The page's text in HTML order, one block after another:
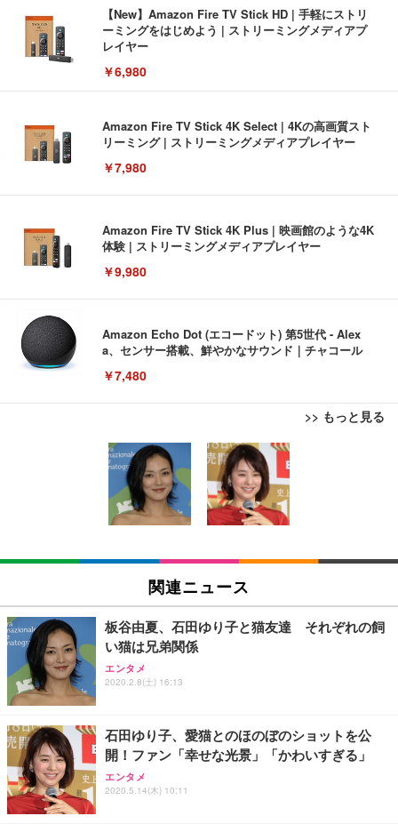
【New】Amazon Fire TV Stick HD | 手軽にストリ
ーミングをはじめよう | ストリーミングメディアプ
レイヤー
￥6,980
Amazon Fire TV Stick 4K Select | 4Kの高画質スト
リーミング | ストリーミングメディアプレイヤー
￥7,980
Amazon Fire TV Stick 4K Plus | 映画館のような4K
体験 | ストリーミングメディアプレイヤー
￥9,980
Amazon Echo Dot (エコードット) 第5世代 - Alex
a、センサー搭載、鮮やかなサウンド｜チャコール
￥7,480
>> もっと見る
[EdoErgo] オフィスチェア 椅子 テレワーク 疲れな
い 跳ね上げ式アームレスト コンパクト 約105度ロッ
キング pc 事務椅子 360度回転 座面昇降 強化ナイロ
ン樹脂ベース 通気性メッシュ 在宅ワーク H-WY01
(黒網+黒枠+黒足)
￥5,699
SIHOO B100 オフィスチェア／デスクチェア メッシ
ュチェア 人間工学 疲れない ブラック
￥27,999
Sezlife オフィスチェア デスクチェア 疲れない テレ
ワーク チェア 強化バックレスト 30度ロッキング機
能 人間工学 椅子 腰サポート 90度跳ね上げ式アーム
務用 おしゃれ パソコンチェア (ブラック)
Sezlife オフィスチェア デスクチェア 疲れない テレ
ワーク チェア 強化バックレスト 30度ロッキング機
能 人間工学 椅子 腰サポート 90度跳ね上げ式アーム
EIZO ビジネス向けプレミアムモニター | FlexScan
EV3240X-WT | 31.5型4K UHD・USB Type-C・ホワ
イト
￥105,595
EIZO ビジネス向けプレミアムモニター | FlexScan
￥109,572
【純正品】27"ゲーミングモニター DualSense 充電
フック付き（CFI-ZDM1J）
【整備済み品】Dell E2724HS 27インチ 液晶モニタ
ー フルHD（1920×1080）VA 非光沢 HDMI/DisplayP
ort/VGA スピーカー内蔵 高さ調整 スイベル VESA対
Amazonベーシック ペットシーツ 薄型 レギュラー 1
回使い捨て 無香料 ホワイト 300枚
￥3,373
Amazonベーシック ペットシーツ 厚型 ワイド 42枚
x2袋(84枚) ホワイト(吸収面:ライトブルー)
￥3,234
ネオ・ルーライフ ネオ・オムツ L 中型犬用 26枚入
り 単品
Smart Basic(スマートベーシック) 【Amazon.co.jp
限定】 Smart Basic アイリスオーヤマ ペットシーツ
超厚型 お徳用 ワイド 100枚入 (x 1) (ケース販売)
関連ニュース
板谷由夏、石田ゆり子と猫友達 それぞれの飼
い猫は兄弟関係
エンタメ
2020.2.8(土) 16:13
石田ゆり子、愛猫とのほのぼのショットを公
開！ファン「幸せな光景」「かわいすぎる」
エンタメ
2020.5.14(木) 10:11